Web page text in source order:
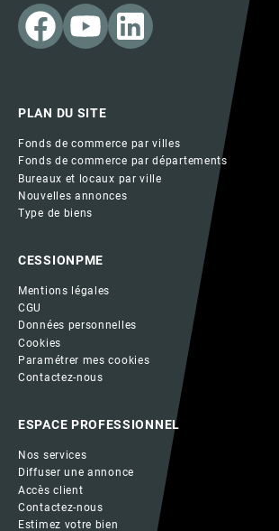
PLAN DU SITE
Fonds de commerce par villes
Fonds de commerce par départements
Bureaux et locaux par ville
Nouvelles annonces
Type de biens
CESSIONPME
Mentions légales
CGU
Données personnelles
Cookies
Paramétrer mes cookies
Contactez-nous
ESPACE PROFESSIONNEL
Nos services
Diffuser une annonce
Accès client
Contactez-nous
Estimez votre bien